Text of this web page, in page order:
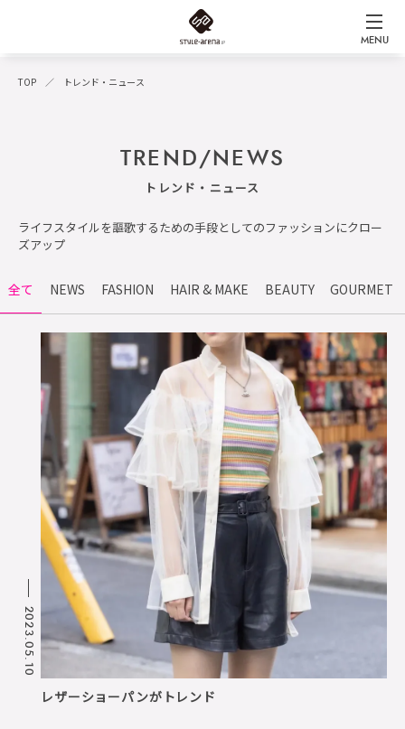
MENU
TOP トレンド・ニュース
TREND/NEWS
トレンド・ニュース
ライフスタイルを謳歌するための手段としてのファッションにクロー
ズアップ
全て NEWS FASHION HAIR & MAKE BEAUTY GOURMET
2023.05.10
レザーショーパンがトレンド